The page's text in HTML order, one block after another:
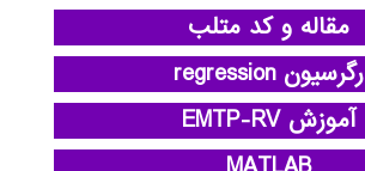
مقاله و کد متلب
رگرسیون regression
آموزش EMTP-RV